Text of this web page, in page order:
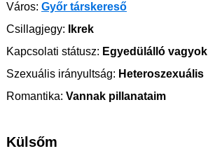
Város: Győr társkereső
Csillagjegy: Ikrek
Kapcsolati státusz: Egyedülálló vagyok
Szexuális irányultság: Heteroszexuális
Romantika: Vannak pillanataim
Külsőm